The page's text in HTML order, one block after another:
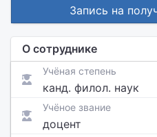
Запись на
О сотруднике
Учёная степень
канд. филол. наук
Учёное звание
доцент